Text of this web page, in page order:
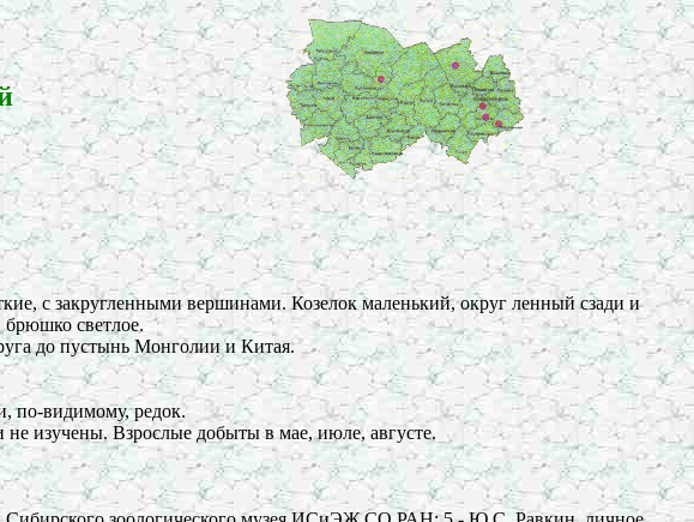
с закругленными вершинами. Козелок маленький, округ ленный сзади и
брюшко светлое.
до пустынь Монголии и Китая.
по-видимому, редок.
изучены. Взрослые добыты в мае, июле, августе.